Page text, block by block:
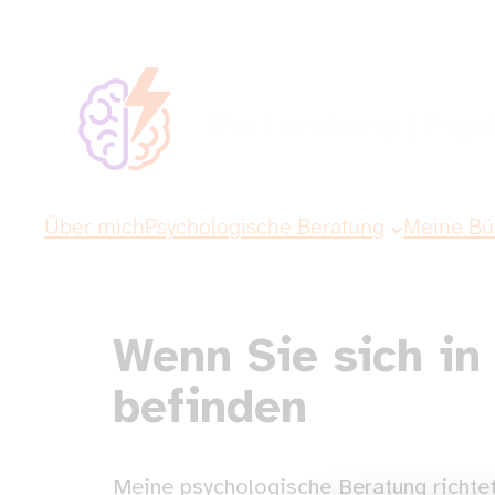
Über mich Psychologische Beratung Meine
Wenn Sie sich
befinden
Meine psychologische Beratung